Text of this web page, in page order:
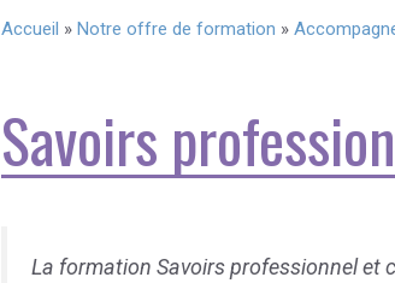
Accueil » Notre offre de formation »
Savoirs
La formation Savoirs professionnel et